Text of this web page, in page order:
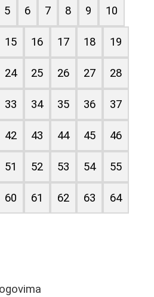
5 6 7 8 9 10
15 16 17 18 19
24 25 26 27 28
33 34 35 36 37
42 43 44 45 46
51 52 53 54 55
60 61 62 63 64